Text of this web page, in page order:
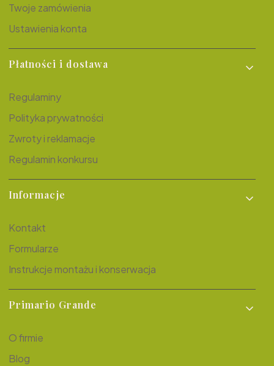
Twoje zamówienia
Ustawienia konta
Płatności i dostawa
Regulaminy
Polityka prywatności
Zwroty i reklamacje
Regulamin konkursu
Informacje
Kontakt
Formularze
Instrukcje montażu i konserwacja
Primario Grande
O firmie
Blog